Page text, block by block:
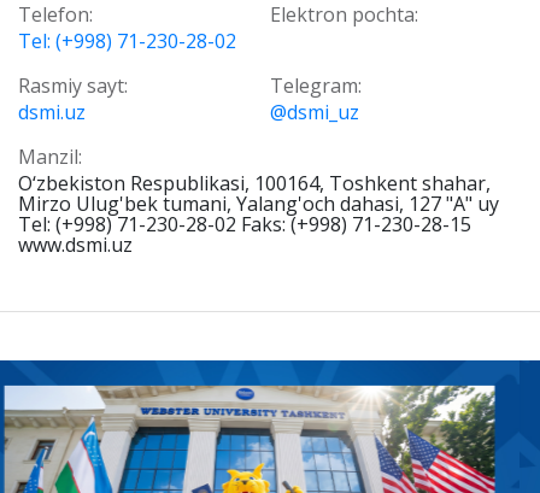
Telefon:
Tel: (+998) 71-230-28-02
Elektron pochta:
Rasmiy sayt:
dsmi.uz
Telegram:
@dsmi_uz
Manzil:
О‘zbekiston Respublikasi, 100164, Toshkent shahar,
Mirzo Ulug'bek tumani, Yalang'och dahasi, 127 "A" uy
Tel: (+998) 71-230-28-02 Faks: (+998) 71-230-28-15
www.dsmi.uz